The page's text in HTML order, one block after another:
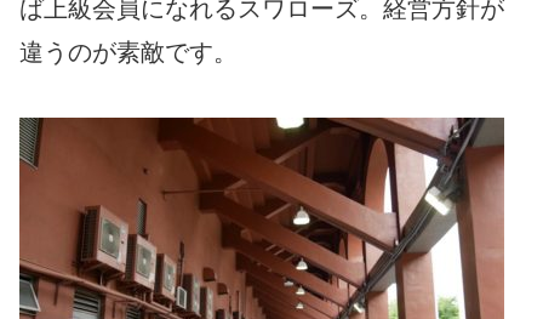
ば上級会員になれるスワローズ。経営方針が
違うのが素敵です。